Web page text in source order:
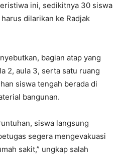
ini, sedikitnya 30 siswa
dilarikan ke Radjak
bagian atap yang
2, aula 3, serta satu ruang
siswa tengah berada di
bangunan.
siswa langsung
segera mengevakuasi
sakit,” ungkap salah